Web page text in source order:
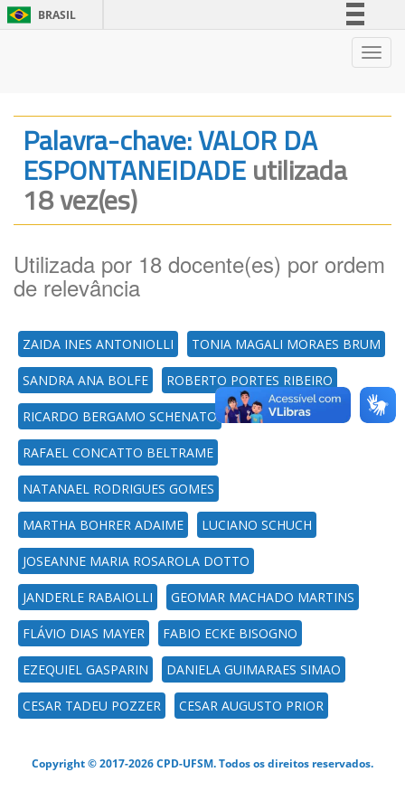
BRASIL
Legislação
Canais
Palavra-chave: VALOR DA
ESPONTANEIDADEutilizada
18 vez(es)
Utilizada por 18 docente(es) por ordem
de relevância
ZAIDA INES ANTONIOLLI TONIA MAGALI MORAES BRUM
SANDRA ANA BOLFE ROBERTO PORTES RIBEIRO
RICARDO BERGAMO SCHENATO
RAFAEL CONCATTO BELTRAME
NATANAEL RODRIGUES GOMES
MARTHA BOHRER ADAIME LUCIANO SCHUCH
JOSEANNE MARIA ROSAROLA DOTTO
JANDERLE RABAIOLLI GEOMAR MACHADO MARTINS
FLÁVIO DIAS MAYER FABIO ECKE BISOGNO
EZEQUIEL GASPARIN DANIELA GUIMARAES SIMAO
CESAR TADEU POZZER CESAR AUGUSTO PRIOR
Copyright © 2017-2026 CPD-UFSM. Todos os direitos reservados.